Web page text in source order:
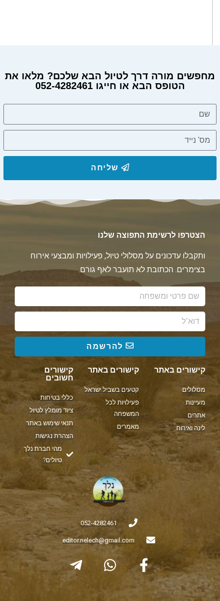
מחפשים מורה דרך?
מחפשים מורה דרך לטיול הבא שלכם? מלאו את
הטופס הבא או חייגו 052-4282461
שליחה
הצטרפו לרשימת התפוצה שלנו
ותקבלו עדכונים על מסלולי טיול, פעילויות ומבצעי אירוח
בצימרים. הכתובת לא תועבר לאף גורם.
להרשמה
קישורים באתר
מסלולים
מעיינות
אתרים
לינה ואירוח
קישורים באתר
קטעים בשביל ישראל
פעילויות לכל
המשפחה
מאמרים
קישורים
חשובים
כללי בטיחות
ציוד מומלץ לטיול
תנאי שימוש באתר
הצהרת נגישות
מהי חברת נלך
טיולים?
052-4282461
editor.nelech@gmail.com